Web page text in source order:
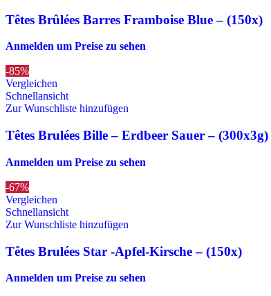
Têtes Brûlées Barres Framboise Blue – (150x)
Anmelden um Preise zu sehen
-85%
Vergleichen
Schnellansicht
Zur Wunschliste hinzufügen
Têtes Brulées Bille – Erdbeer Sauer – (300x3g)
Anmelden um Preise zu sehen
-67%
Vergleichen
Schnellansicht
Zur Wunschliste hinzufügen
Têtes Brulées Star -Apfel-Kirsche – (150x)
Anmelden um Preise zu sehen